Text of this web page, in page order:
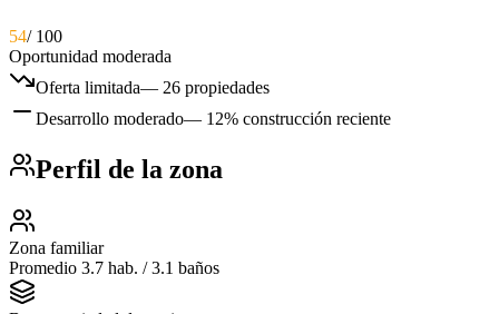
54/ 100
Oportunidad moderada
Oferta limitada— 26 propiedades
Desarrollo moderado— 12% construcción reciente
Perfil de la zona
Zona familiar
Promedio 3.7 hab. / 3.1 baños